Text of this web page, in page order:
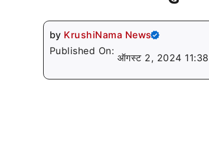
by KrushiNama News
Published On:
ऑगस्ट 2, 2024